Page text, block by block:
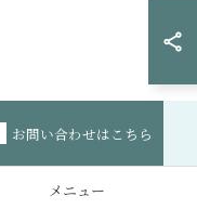
お問い合わせはこちら
メニュー